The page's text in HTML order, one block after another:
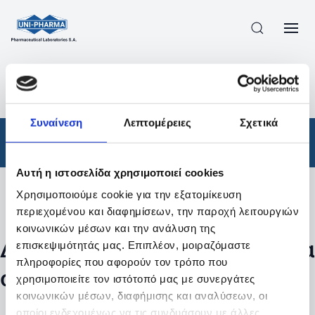
Συναίνεση Λεπτομέρειες Σχετικά
Αυτή η ιστοσελίδα χρησιμοποιεί cookies
Χρησιμοποιούμε cookie για την εξατομίκευση
περιεχομένου και διαφημίσεων, την παροχή λειτουργιών
κοινωνικών μέσων και την ανάλυση της
επισκεψιμότητάς μας. Επιπλέον, μοιραζόμαστε
πληροφορίες που αφορούν τον τρόπο που
χρησιμοποιείτε τον ιστότοπό μας με συνεργάτες
κοινωνικών μέσων, διαφήμισης και αναλύσεων, οι
οποίοι ενδεχομένως να τις συνδυάσουν με άλλες
ΠΡΟΪΟΝΤΑ ΣΥΝΤΑΓΟΓΡΑΦΟΎΜΕΝΑ
/
ΑΠΟΤΕΛΕΣΜΑΤΑ ΑΝΑΖΗΤΗΣΗΣ
Φάρμακα / Συνταγογραφούμενα
Φίλτρα
Δεν βρέθηκαν προϊόντα με τα
συγκεκριμένα φίλτρα